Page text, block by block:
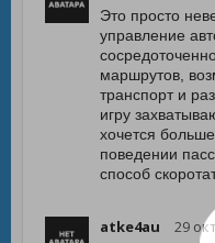
Это просто
управление
маршрутов,
транспорт и
игру
хочется
поведении
способ
atke4au 29